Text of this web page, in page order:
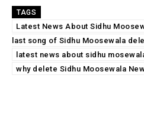
TAGS
Latest News About Sidhu
last song of Sidhu Moosewala
latest news about sidhu
why delete Sidhu Moosewala